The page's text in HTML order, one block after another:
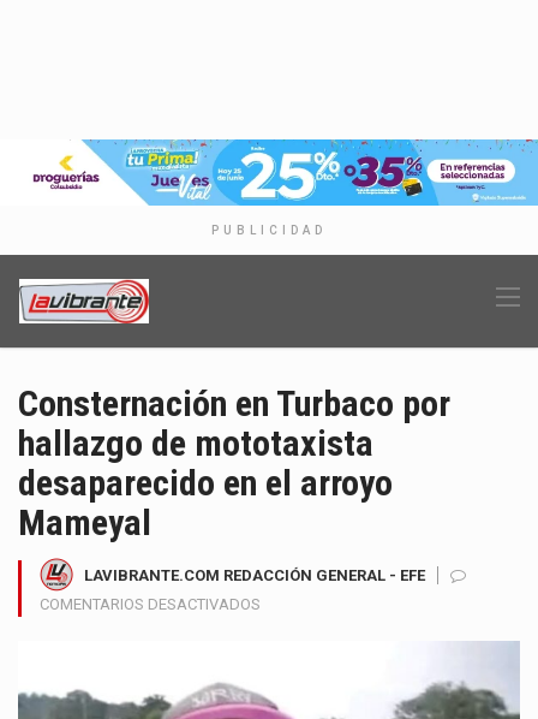
PUBLICIDAD
Consternación en Turbaco por
hallazgo de mototaxista
desaparecido en el arroyo
Mameyal
LAVIBRANTE.COM REDACCIÓN GENERAL - EFE
COMENTARIOS DESACTIVADOS
POR